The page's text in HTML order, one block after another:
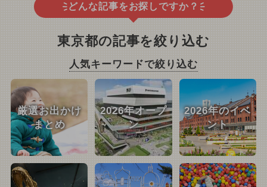
どんな記事をお探しですか？
東京都の記事を絞り込む
人気キーワードで絞り込む
厳選お出かけ
まとめ
2026年オープ
ン
2026年のイベ
ント